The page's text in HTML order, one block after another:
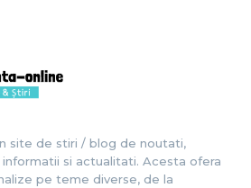
site de stiri / blog de noutati,
si actualitati. Acesta ofera
pe teme diverse, de la